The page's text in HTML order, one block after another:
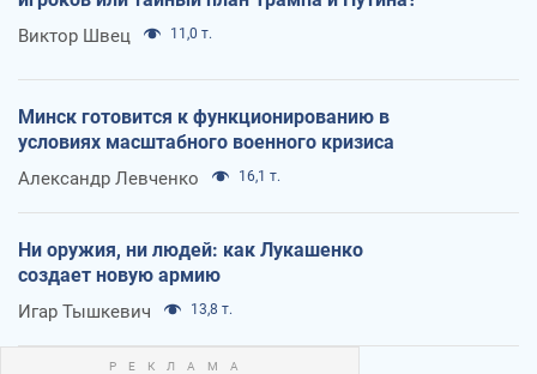
Виктор Швец 11,0 т.
Минск готовится к функционированию в
условиях масштабного военного кризиса
Александр Левченко 16,1 т.
Ни оружия, ни людей: как Лукашенко
создает новую армию
Игар Тышкевич 13,8 т.